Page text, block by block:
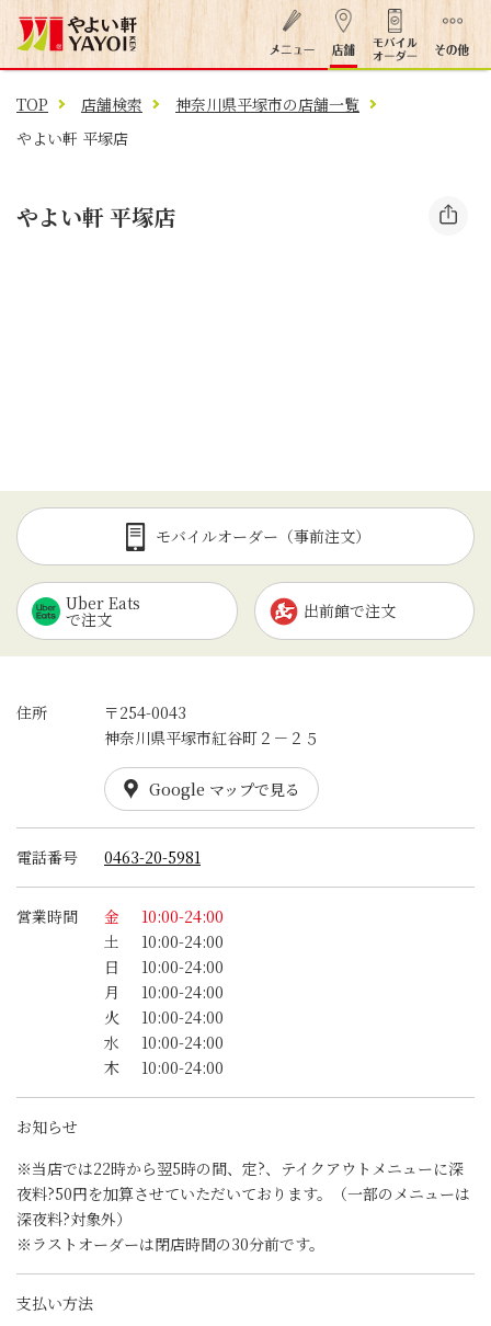
TOP 店舗検索
神奈川県平塚市の店舗一覧
やよい軒 平塚店
やよい軒 平塚店
モバイルオーダー（事前注文）
Uber Eats
で注文 出前館で注文
住所
〒254-0043
神奈川県平塚市紅谷町２－２５
Google マップで見る
電話番号 0463-20-5981
営業時間 金
10:00-24:00
土
10:00-24:00
日
10:00-24:00
月
10:00-24:00
火
10:00-24:00
水
10:00-24:00
木
10:00-24:00
お知らせ
※当店では22時から翌5時の間、定?、テイクアウトメニューに深
夜料?50円を加算させていただいております。（一部のメニューは
深夜料?対象外）
※ラストオーダーは閉店時間の30分前です。
支払い方法